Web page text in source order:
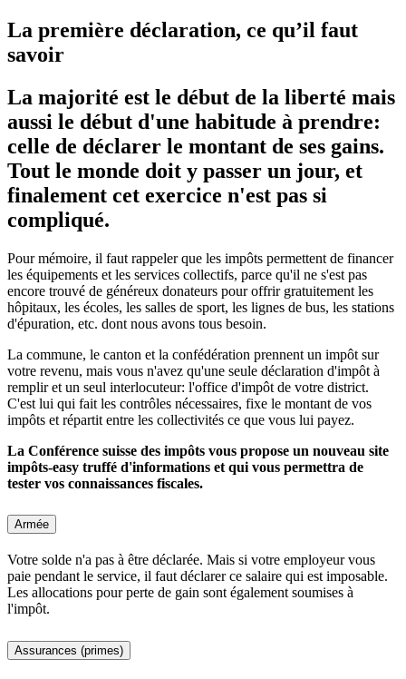
La première déclaration, ce qu’il faut
savoir
La majorité est le début de la liberté mais
aussi le début d'une habitude à prendre:
celle de déclarer le montant de ses gains.
Tout le monde doit y passer un jour, et
finalement cet exercice n'est pas si
compliqué.
Pour mémoire, il faut rappeler que les impôts permettent de financer
les équipements et les services collectifs, parce qu'il ne s'est pas
encore trouvé de généreux donateurs pour offrir gratuitement les
hôpitaux, les écoles, les salles de sport, les lignes de bus, les stations
d'épuration, etc. dont nous avons tous besoin.
La commune, le canton et la confédération prennent un impôt sur
votre revenu, mais vous n'avez qu'une seule déclaration d'impôt à
remplir et un seul interlocuteur: l'office d'impôt de votre district.
C'est lui qui fait les contrôles nécessaires, fixe le montant de vos
impôts et répartit entre les collectivités ce que vous lui payez.
La Conférence suisse des impôts vous propose un nouveau site
impôts-easy truffé d'informations et qui vous permettra de
tester vos connaissances fiscales.
Armée
Votre solde n'a pas à être déclarée. Mais si votre employeur vous
paie pendant le service, il faut déclarer ce salaire qui est imposable.
Les allocations pour perte de gain sont également soumises à
l'impôt.
Assurances (primes)